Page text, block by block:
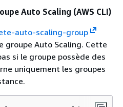
Auto Scaling (AWS CLI)
auto-scaling-group
groupe Auto Scaling. Cette
si le groupe possède des
uniquement les groupes